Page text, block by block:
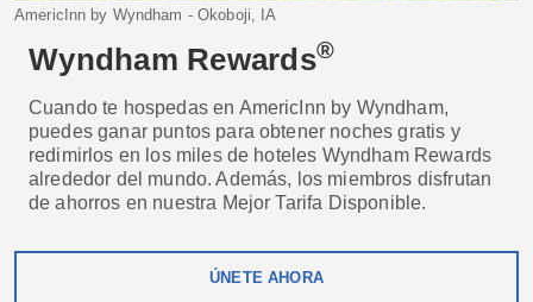
AmericInn by Wyndham - Okoboji, IA
Wyndham Rewards®
Cuando te hospedas en AmericInn by Wyndham,
puedes ganar puntos para obtener noches gratis y
redimirlos en los miles de hoteles Wyndham Rewards
alrededor del mundo. Además, los miembros disfrutan
de ahorros en nuestra Mejor Tarifa Disponible.
ÚNETE AHORA